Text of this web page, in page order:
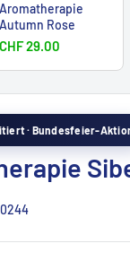
Aromatherapie
Autumn Rose
CHF 29.00
· Bundesfeier-